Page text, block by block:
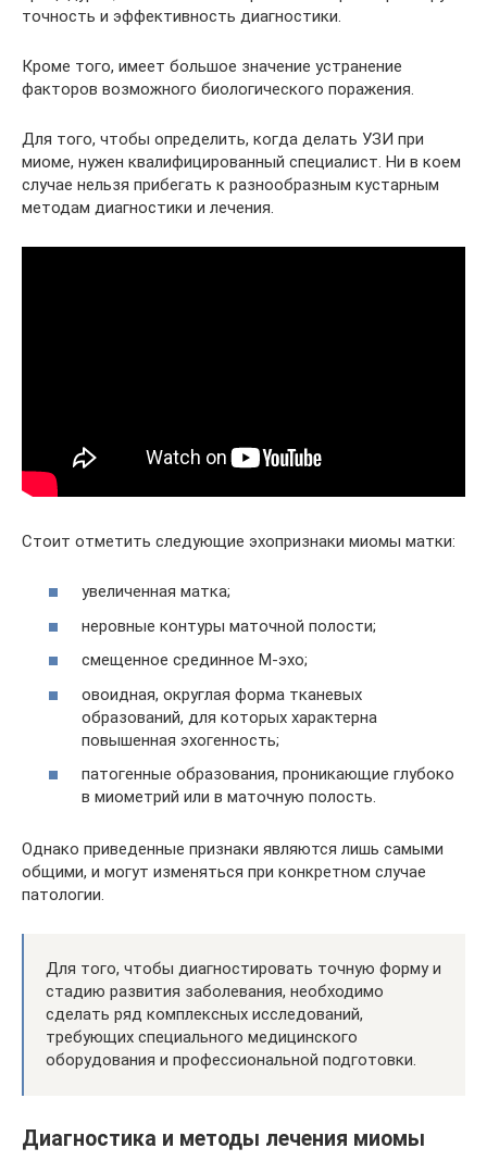
точность и эффективность диагностики.
Кроме того, имеет большое значение устранение
факторов возможного биологического поражения.
Для того, чтобы определить, когда делать УЗИ при
миоме, нужен квалифицированный специалист. Ни в коем
случае нельзя прибегать к разнообразным кустарным
методам диагностики и лечения.
Стоит отметить следующие эхопризнаки миомы матки:
увеличенная матка;
неровные контуры маточной полости;
смещенное срединное М-эхо;
овоидная, округлая форма тканевых
образований, для которых характерна
повышенная эхогенность;
патогенные образования, проникающие глубоко
в миометрий или в маточную полость.
Однако приведенные признаки являются лишь самыми
общими, и могут изменяться при конкретном случае
патологии.
Для того, чтобы диагностировать точную форму и
стадию развития заболевания, необходимо
сделать ряд комплексных исследований,
требующих специального медицинского
оборудования и профессиональной подготовки.
Диагностика и методы лечения миомы